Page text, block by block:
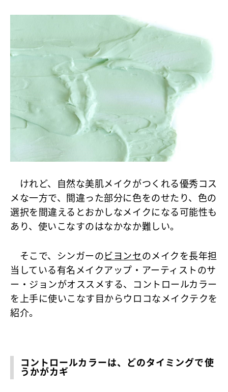
けれど、自然な美肌メイクがつくれる優秀コス
メな一方で、間違った部分に色をのせたり、色の
選択を間違えるとおかしなメイクになる可能性も
あり、使いこなすのはなかなか難しい。
そこで、シンガーのビヨンセのメイクを長年担
当している有名メイクアップ・アーティストのサ
ー・ジョンがオススメする、コントロールカラー
を上手に使いこなす目からウロコなメイクテクを
紹介。
コントロールカラーは、どのタイミングで使
うかがカギ